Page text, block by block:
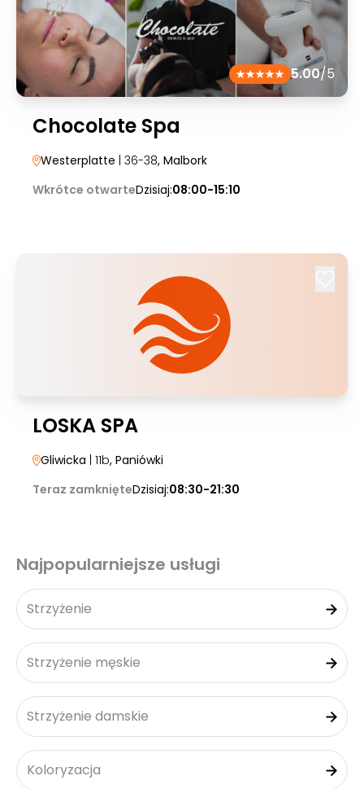
5.00/5
Chocolate Spa
Westerplatte | 36-38, Malbork
Wkrótce otwarteDzisiaj:08:00-15:10
LOSKA SPA
Gliwicka | 11b, Paniówki
Teraz zamknięteDzisiaj:08:30-21:30
Najpopularniejsze usługi
Strzyżenie
Strzyżenie męskie
Strzyżenie damskie
Koloryzacja